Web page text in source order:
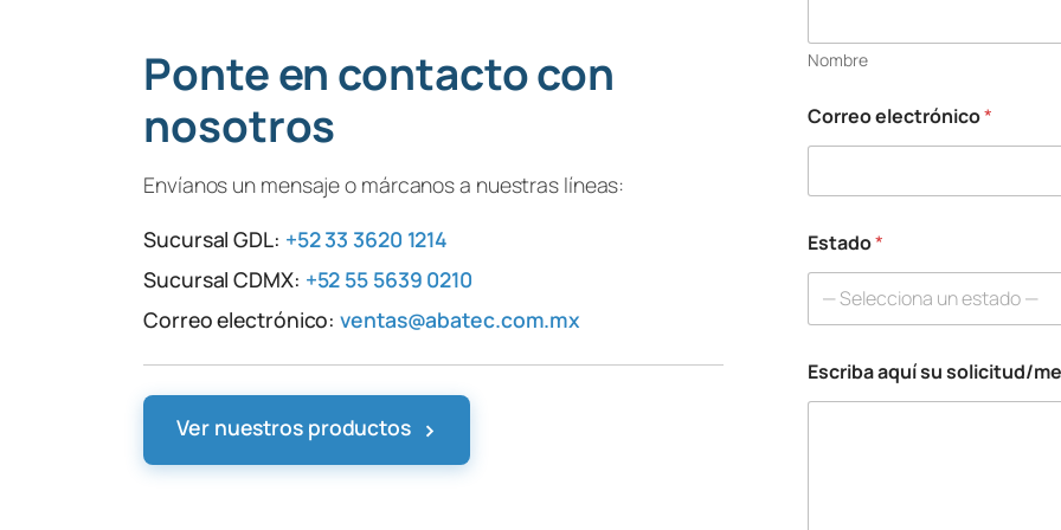
Ponte en contacto con
nosotros
Envíanos un mensaje o márcanos a nuestras líneas:
Sucursal GDL: +52 33 3620 1214
Sucursal CDMX: +52 55 5639 0210
Correo electrónico:ventas@abatec.com.mx
Ver nuestros productos ›
Nombre
Correo electrónico*
Estado*
— Selecciona un estado —
Escriba aquí su solicitud/